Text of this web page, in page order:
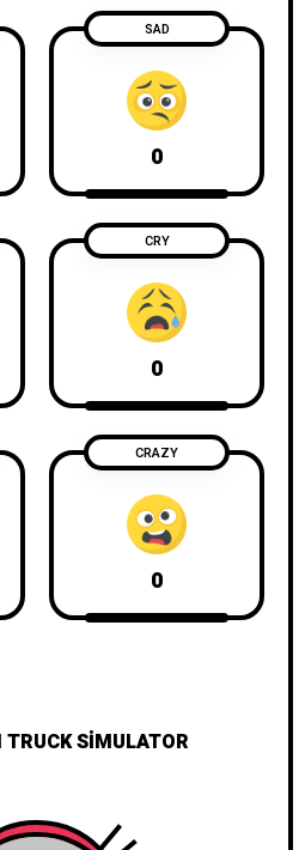
SAD
0
CRY
0
CRAZY
0
SIMULATOR